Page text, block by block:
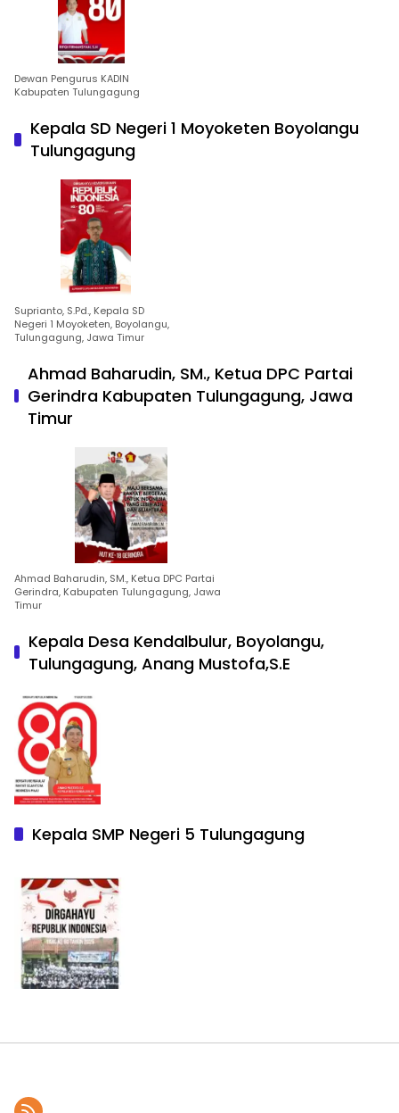
Dewan Pengurus KADIN
Kabupaten Tulungagung
Kepala SD Negeri 1 Moyoketen Boyolangu
Tulungagung
Suprianto, S.Pd., Kepala SD
Negeri 1 Moyoketen, Boyolangu,
Tulungagung, Jawa Timur
Ahmad Baharudin, SM., Ketua DPC Partai
Gerindra Kabupaten Tulungagung, Jawa
Timur
Ahmad Baharudin, SM., Ketua DPC Partai
Gerindra, Kabupaten Tulungagung, Jawa
Timur
Kepala Desa Kendalbulur, Boyolangu,
Tulungagung, Anang Mustofa,S.E
Kepala SMP Negeri 5 Tulungagung